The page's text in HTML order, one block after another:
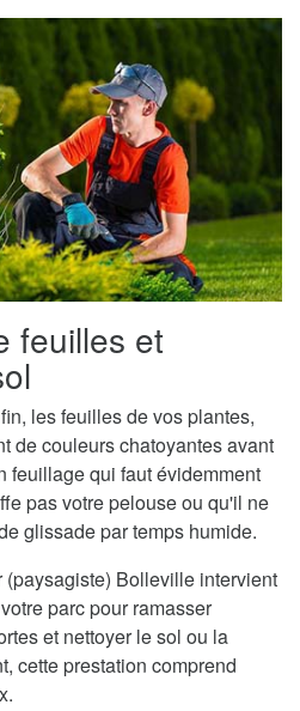
feuilles et
les feuilles de vos plantes,
de couleurs chatoyantes avant
feuillage qui faut évidemment
pas votre pelouse ou qu'il ne
glissade par temps humide.
Bolleville intervient
parc pour ramasser
et nettoyer le sol ou la
cette prestation comprend